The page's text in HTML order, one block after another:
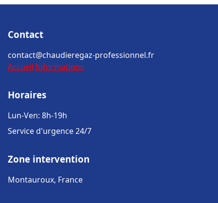
Contact
contact@chaudieregaz-professionnel.fr
Accueil Informations
Horaires
Lun-Ven: 8h-19h
Service d'urgence 24/7
Zone intervention
Montauroux, France